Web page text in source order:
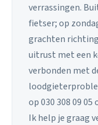
verrassingen.
fietser; op
grachten
uitrust met een
verbonden met
op 030 308 09
Ik help je graag